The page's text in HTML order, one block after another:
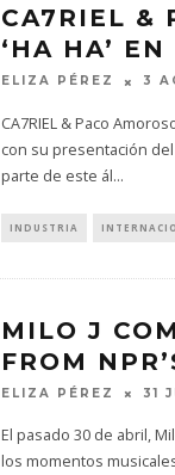
CA7RIEL &
‘HA HA’
ELIZA PÉREZ 3
CA7RIEL & Paco
con su presentación del
parte de este ál...
INDUSTRIA
MILO J
FROM
ELIZA PÉREZ 31
El pasado 30 de abril,
los momentos